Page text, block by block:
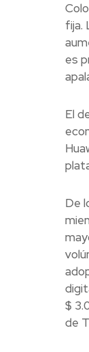
fija.
es
El
De
$
de